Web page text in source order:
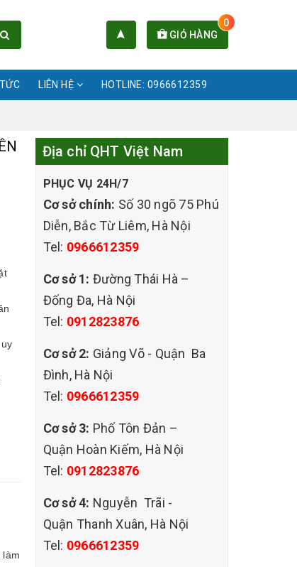
GIỎ HÀNG
0
LIÊN HỆ HOTLINE: 0966612359
Địa chỉ QHT Việt Nam
PHỤC VỤ 24H/7
Cơ sở chính: Số 30 ngõ 75 Phú
Diễn, Bắc Từ Liêm, Hà Nội
Tel: 0966612359
Cơ sở 1: Đường Thái Hà –
Đống Đa, Hà Nội
Tel: 0912823876
Cơ sở 2: Giảng Võ - Quận Ba
Đình, Hà Nội
Tel: 0966612359
Cơ sở 3: Phố Tôn Đản –
Quận Hoàn Kiếm, Hà Nội
Tel: 0912823876
Cơ sở 4: Nguyễn Trãi -
Quận Thanh Xuân, Hà Nội
Tel: 0966612359